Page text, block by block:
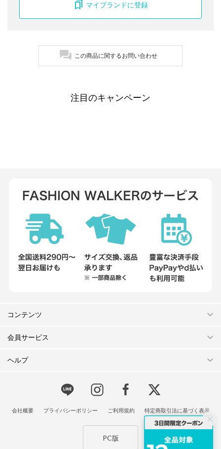
マイブランドに登録
この商品に関するお問い合わせ
注目のキャンペーン